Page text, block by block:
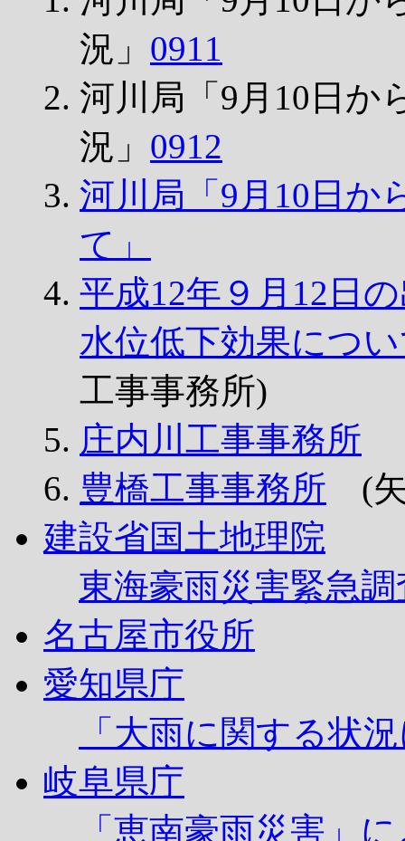
況」 0911
河川局「9月10日か
況」 0912
河川局「9月10日か
て」
平成12年９月12日
水位低下効果につ
工事事務所)
庄内川工事事務所
豊橋工事事務所 (
建設省国土地理院
東海豪雨災害緊急
名古屋市役所
愛知県庁
「大雨に関する状
岐阜県庁
「恵南豪雨災害」